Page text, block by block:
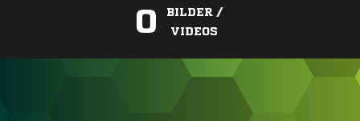
0
BILDER /
VIDEOS